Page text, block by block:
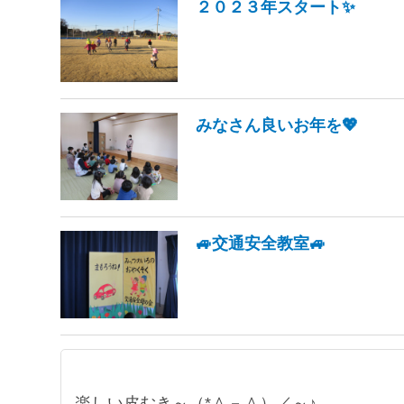
２０２３年スタート✨
みなさん良いお年を💖
🚙交通安全教室🚙